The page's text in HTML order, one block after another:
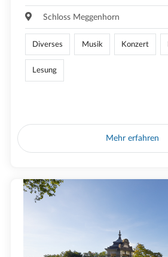
Schloss Meggenhorn
Diverses Musik Konzert
Lesung
Mehr erfahren